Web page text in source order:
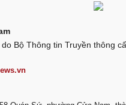
do Bộ Thông tin Truyền thông